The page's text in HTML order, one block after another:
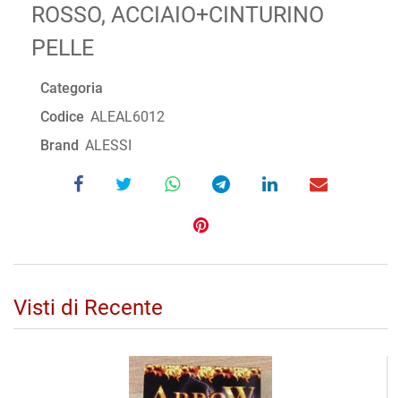
ROSSO, ACCIAIO+CINTURINO
PELLE
Categoria
Codice ALEAL6012
Brand ALESSI
Visti di Recente